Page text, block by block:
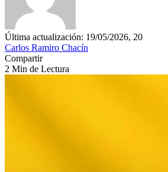
Última actualización: 19/05/2026, 20
Carlos Ramiro Chacín
Compartir
2 Min de Lectura